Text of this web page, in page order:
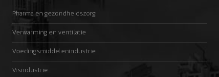
Pharma en gezondheidszorg
Verwarming en ventilatie
Voedingsmiddelenindustrie
Visindustrie